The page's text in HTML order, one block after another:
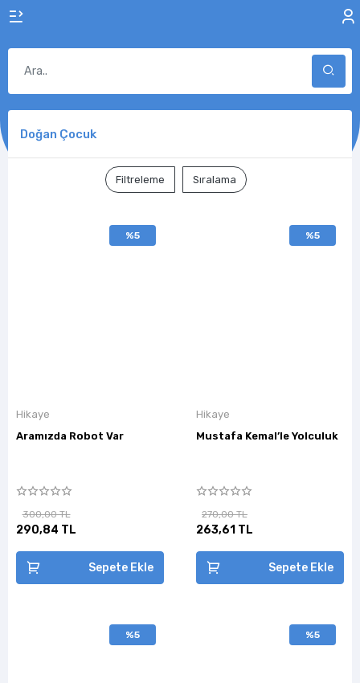
Doğan Çocuk
Filtreleme Sıralama
%5
Hikaye
Aramızda Robot Var
300,00 TL
290,84 TL
Sepete Ekle
%5
Hikaye
Mustafa Kemal’le Yolculuk
270,00 TL
263,61 TL
Sepete Ekle
%5 %5